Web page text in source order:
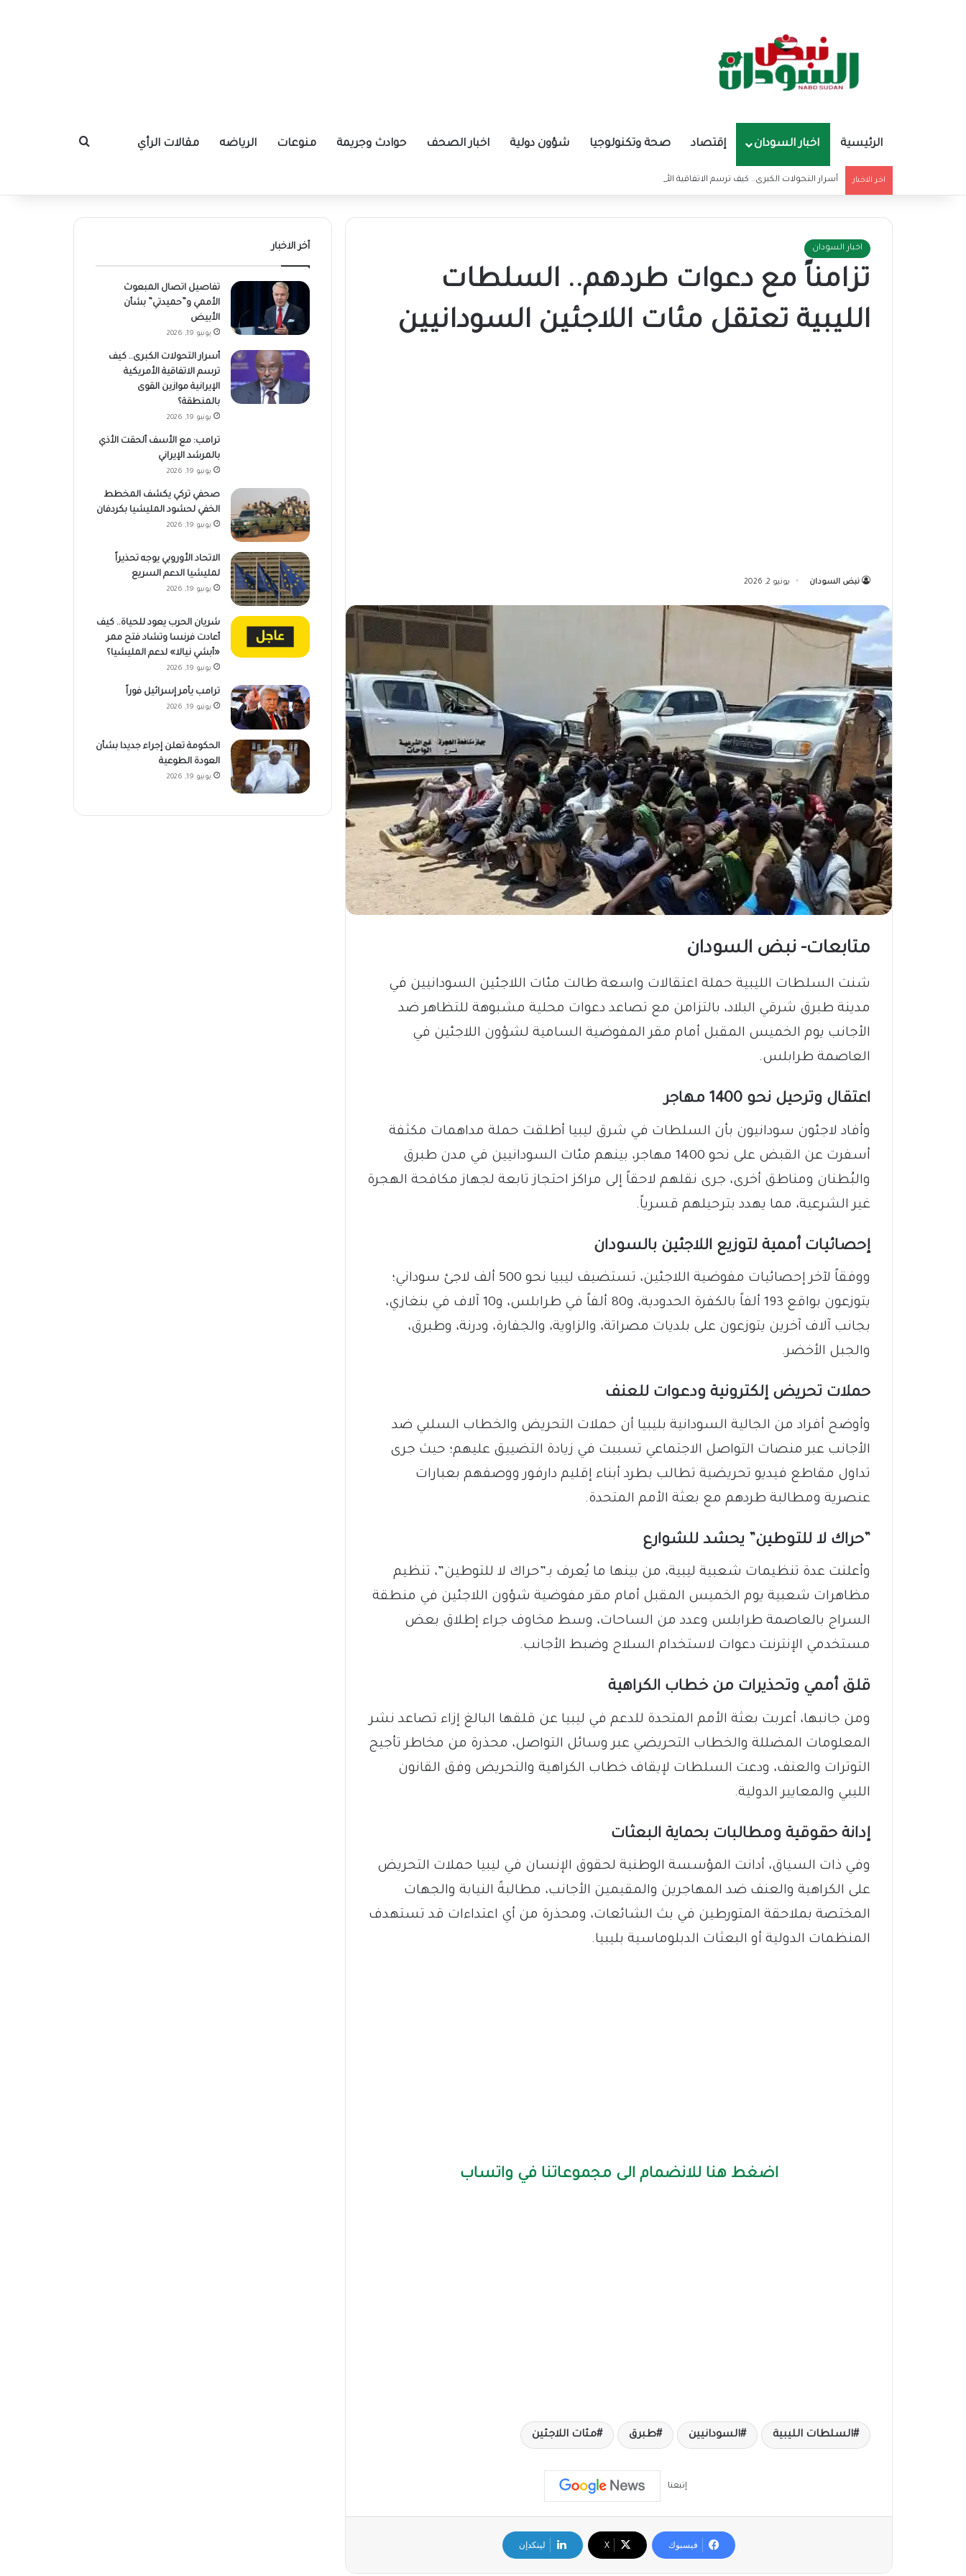
الرئيسية اخبار السودان إقتصاد صحة وتكنولوجيا شؤون دولية اخبار الصحف حوادث وجريمة منوعات الرياضه مقالات الرأي بحث عن
اخر الاخبار أسرار التحولات الكبرى.. كيف ترسم الاتفاقية الأمريكية الإيرانية موازين القوى بالمنطقة؟
اخبار السودان
تزامناً مع دعوات طردهم.. السلطات
الليبية تعتقل مئات اللاجئين السودانيين
نبض السودان يونيو 2, 2026
متابعات- نبض السودان
​شنت السلطات الليبية حملة اعتقالات واسعة طالت مئات اللاجئين السودانيين في
مدينة طبرق شرقي البلاد، بالتزامن مع تصاعد دعوات محلية مشبوهة للتظاهر ضد
الأجانب يوم الخميس المقبل أمام مقر المفوضية السامية لشؤون اللاجئين في
العاصمة طرابلس.
​اعتقال وترحيل نحو 1400 مهاجر
​وأفاد لاجئون سودانيون بأن السلطات في شرق ليبيا أطلقت حملة مداهمات مكثفة
أسفرت عن القبض على نحو 1400 مهاجر، بينهم مئات السودانيين في مدن طبرق
والبُطنان ومناطق أخرى، جرى نقلهم لاحقاً إلى مراكز احتجاز تابعة لجهاز مكافحة الهجرة
غير الشرعية، مما يهدد بترحيلهم قسرياً.
​إحصائيات أممية لتوزيع اللاجئين بالسودان
​ووفقاً لآخر إحصائيات مفوضية اللاجئين، تستضيف ليبيا نحو 500 ألف لاجئ سوداني؛
يتوزعون بواقع 193 ألفاً بالكفرة الحدودية، و80 ألفاً في طرابلس، و10 آلاف في بنغازي،
بجانب آلاف آخرين يتوزعون على بلديات مصراتة، والزاوية، والجفارة، ودرنة، وطبرق،
والجبل الأخضر.
​حملات تحريض إلكترونية ودعوات للعنف
​وأوضح أفراد من الجالية السودانية بليبيا أن حملات التحريض والخطاب السلبي ضد
الأجانب عبر منصات التواصل الاجتماعي تسببت في زيادة التضييق عليهم؛ حيث جرى
تداول مقاطع فيديو تحريضية تطالب بطرد أبناء إقليم دارفور ووصفهم بعبارات
عنصرية ومطالبة طردهم مع بعثة الأمم المتحدة.
​”حراك لا للتوطين” يحشد للشوارع
​وأعلنت عدة تنظيمات شعبية ليبية، من بينها ما يُعرف بـ”حراك لا للتوطين”، تنظيم
مظاهرات شعبية يوم الخميس المقبل أمام مقر مفوضية شؤون اللاجئين في منطقة
السراج بالعاصمة طرابلس وعدد من الساحات، وسط مخاوف جراء إطلاق بعض
مستخدمي الإنترنت دعوات لاستخدام السلاح وضبط الأجانب.
​قلق أممي وتحذيرات من خطاب الكراهية
​ومن جانبها، أعربت بعثة الأمم المتحدة للدعم في ليبيا عن قلقها البالغ إزاء تصاعد نشر
المعلومات المضللة والخطاب التحريضي عبر وسائل التواصل، محذرة من مخاطر تأجيج
التوترات والعنف، ودعت السلطات لإيقاف خطاب الكراهية والتحريض وفق القانون
الليبي والمعايير الدولية.
​إدانة حقوقية ومطالبات بحماية البعثات
​وفي ذات السياق، أدانت المؤسسة الوطنية لحقوق الإنسان في ليبيا حملات التحريض
على الكراهية والعنف ضد المهاجرين والمقيمين الأجانب، مطالبةً النيابة والجهات
المختصة بملاحقة المتورطين في بث الشائعات، ومحذرة من أي اعتداءات قد تستهدف
المنظمات الدولية أو البعثات الدبلوماسية بليبيا.
اضغط هنا للانضمام الى مجموعاتنا في واتساب
السلطات الليبية السودانيين طبرق مئات اللاجئين
إتبعنا
فيسبوك ‫X لينكدإن
أخر الاخبار
تفاصيل اتصال المبعوث
الأممي و”حميدتي” بشأن
الأبيض
يونيو 19, 2026
أسرار التحولات الكبرى.. كيف
ترسم الاتفاقية الأمريكية
الإيرانية موازين القوى
بالمنطقة؟
يونيو 19, 2026
ترامب: مع الأسف ألحقت الأذي
بالمرشد الإيراني
يونيو 19, 2026
صحفي تركي يكشف المخطط
الخفي لحشود المليشيا بكردفان
يونيو 19, 2026
الاتحاد الأوروبي يوجه تحذيراً
لمليشيا الدعم السريع
يونيو 19, 2026
شريان الحرب يعود للحياة.. كيف
أعادت فرنسا وتشاد فتح ممر
«أبشي نيالا» لدعم المليشيا؟
يونيو 19, 2026
ترامب يأمر إسرائيل فوراً
يونيو 19, 2026
الحكومة تعلن إجراء جديدا بشأن
العودة الطوعية
يونيو 19, 2026